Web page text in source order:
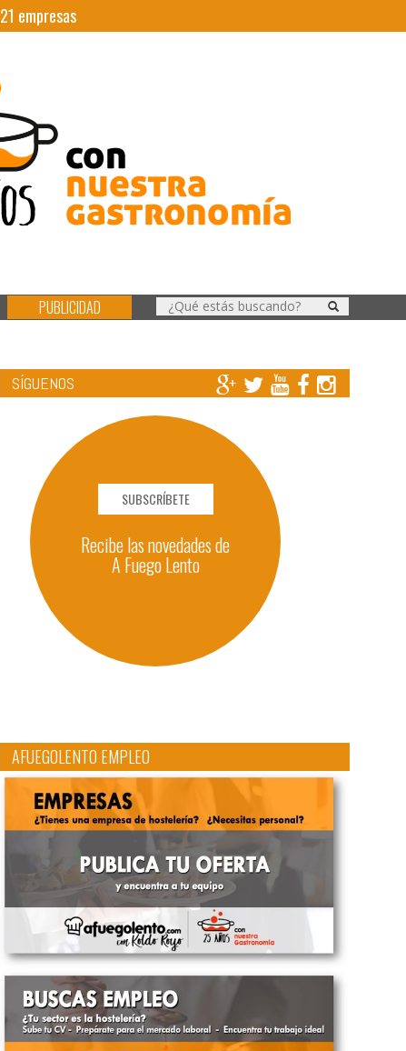
21 empresas
PUBLICIDAD
SÍGUENOS
SUBSCRÍBETE
Recibe las novedades de
A Fuego Lento
AFUEGOLENTO EMPLEO